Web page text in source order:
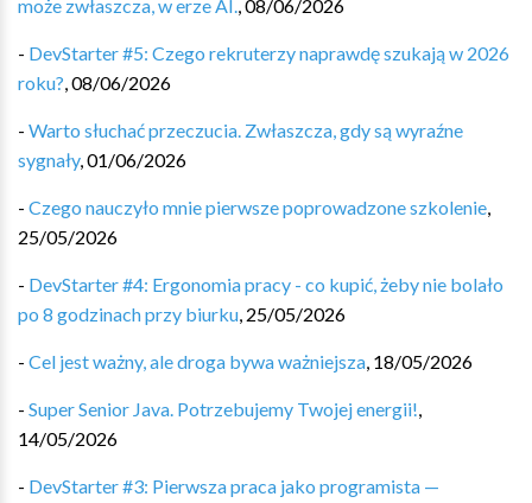
może zwłaszcza, w erze AI.,08/06/2026
- DevStarter #5: Czego rekruterzy naprawdę szukają w 2026
roku?,08/06/2026
- Warto słuchać przeczucia. Zwłaszcza, gdy są wyraźne
sygnały,01/06/2026
- Czego nauczyło mnie pierwsze poprowadzone szkolenie,
25/05/2026
- DevStarter #4: Ergonomia pracy - co kupić, żeby nie bolało
po 8 godzinach przy biurku, 25/05/2026
- Cel jest ważny, ale droga bywa ważniejsza, 18/05/2026
- Super Senior Java. Potrzebujemy Twojej energii!,
14/05/2026
- DevStarter #3: Pierwsza praca jako programista —